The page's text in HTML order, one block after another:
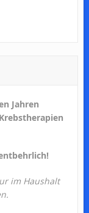
Jahren
im Haushalt